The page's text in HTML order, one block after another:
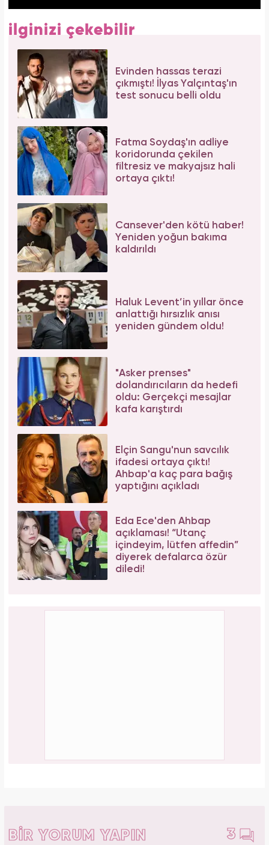
ilginizi çekebilir
Evinden hassas terazi
çıkmıştı! İlyas Yalçıntaş'ın
test sonucu belli oldu
Fatma Soydaş'ın adliye
koridorunda çekilen
filtresiz ve makyajsız hali
ortaya çıktı!
Cansever'den kötü haber!
Yeniden yoğun bakıma
kaldırıldı
Haluk Levent’in yıllar önce
anlattığı hırsızlık anısı
yeniden gündem oldu!
"Asker prenses"
dolandırıcıların da hedefi
oldu: Gerçekçi mesajlar
kafa karıştırdı
Elçin Sangu'nun savcılık
ifadesi ortaya çıktı!
Ahbap'a kaç para bağış
yaptığını açıkladı
Eda Ece'den Ahbap
açıklaması! “Utanç
içindeyim, lütfen affedin”
diyerek defalarca özür
diledi!
BİR YORUM YAPIN 3